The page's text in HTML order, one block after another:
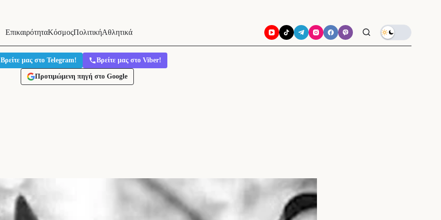
ΕπικαιρότηταΚόσμοςΠολιτικήΑθλητικά
Βρείτε μας στο Telegram! Βρείτε μας στο Viber!
Προτιμώμενη πηγή στο Google